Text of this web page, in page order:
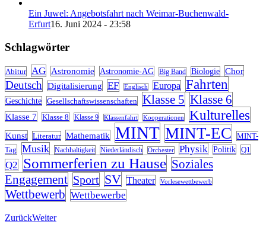
Ein Juwel: Angebotsfahrt nach Weimar-Buchenwald-
Erfurt16. Juni 2024 - 23:58
Schlagwörter
Abitur AG Astronomie Astronomie-AG Big Band Biologie Chor
Deutsch Digitalisierung EF Englisch Europa Fahrten
Geschichte Gesellschaftswissenschaften Klasse 5 Klasse 6
Klasse 7 Klasse 8 Klasse 9 Klassenfahrt Kooperationen Kulturelles
Kunst Literatur Mathematik MINT MINT-EC
MINT-
Tag
Musik Nachhaltigkeit Niederländisch Orchester Physik Politik Q1
Q2 Sommerferien zu Hause Soziales
Engagement Sport SV Theater Vorlesewettbewerb
Wettbewerb Wettbewerbe
ZurückWeiter